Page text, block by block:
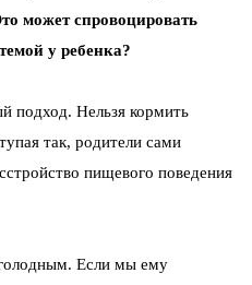
может спровоцировать
у ребенка?
подход. Нельзя кормить
так, родители сами
пищевого поведения
Если мы ему